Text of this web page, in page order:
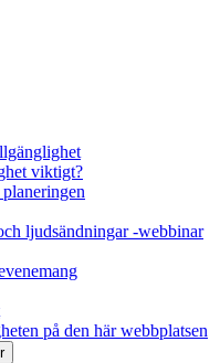
viktigt?
ljudsändningar -webbinar
på den här webbplatsen